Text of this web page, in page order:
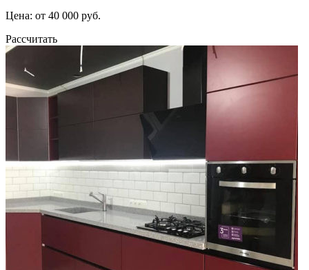
Цена: от 40 000 руб.
Рассчитать